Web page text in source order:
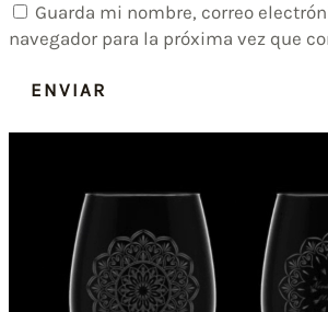
Guarda mi nombre, correo
navegador para la próxima vez que